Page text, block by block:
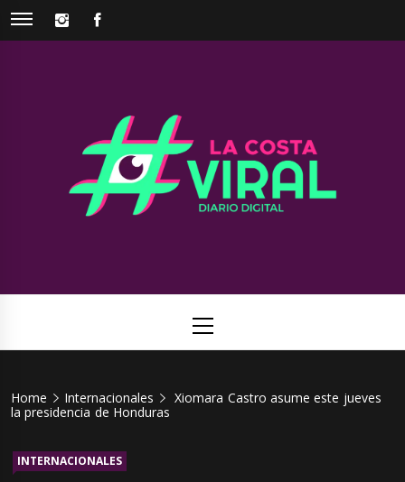
Skip
INSTAGRAM
Viral
Menu
Home Internacionales
Xiomara Castro asume este jueves
la presidencia de Honduras
INTERNACIONALES